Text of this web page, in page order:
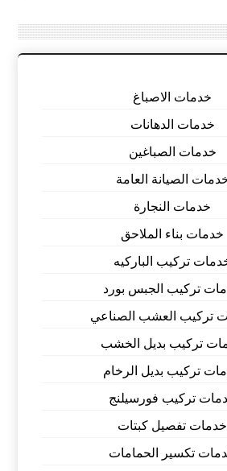
خدمات الاصباغ
خدمات الدهانات
خدمات الصباغين
الصيانة العامة
خدمات النجارة
خدمات بناء الملاحق
تركيب الباركيه
تركيب الجبس بورد
تركيب العشب الصناعي
تركيب بديل الخشب
تركيب بديل الرخام
تركيب فورسيلنج
خدمات تفصيل كبتات
تكسير الحمامات